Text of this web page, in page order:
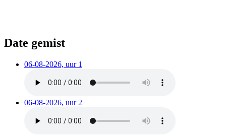
Date gemist
06-08-2026, uur 1
06-08-2026, uur 2